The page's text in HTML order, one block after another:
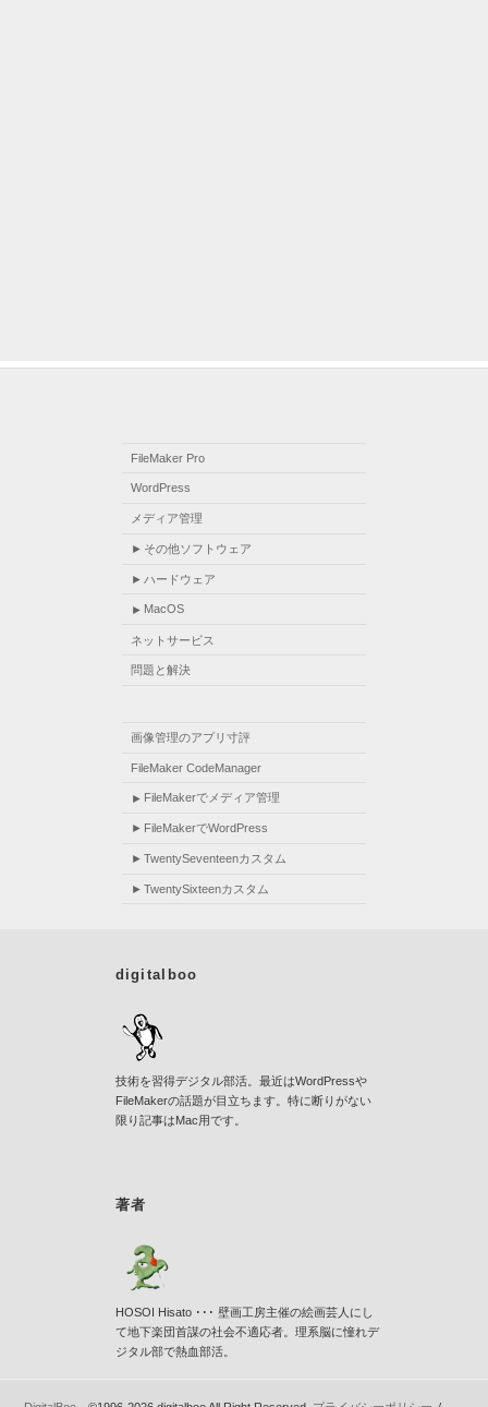
FileMaker Pro
WordPress
メディア管理
その他ソフトウェア
ハードウェア
MacOS
ネットサービス
問題と解決
画像管理のアプリ寸評
FileMaker CodeManager
FileMakerでメディア管理
FileMakerでWordPress
TwentySeventeenカスタム
TwentySixteenカスタム
digitalboo
技術を習得デジタル部活。最近はWordPressや
FileMakerの話題が目立ちます。特に断りがない
限り記事はMac用です。
著者
HOSOI Hisato ･･･ 壁画工房主催の絵画芸人にし
て地下楽団首謀の社会不適応者。理系脳に憧れデ
ジタル部で熱血部活。